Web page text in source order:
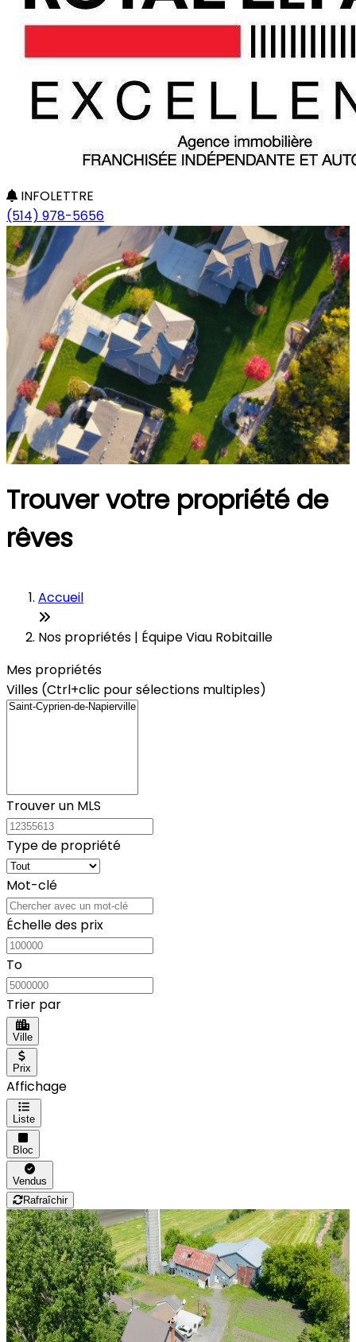
INFOLETTRE
(514) 978-5656
Trouver votre propriété de
rêves
Accueil
Nos propriétés | Équipe Viau Robitaille
Mes propriétés
Villes (Ctrl+clic pour sélections multiples)
Trouver un MLS
Type de propriété
Mot-clé
Échelle des prix
To
Trier par
Ville
Prix
Affichage
Liste
Bloc
Vendus
Rafraîchir